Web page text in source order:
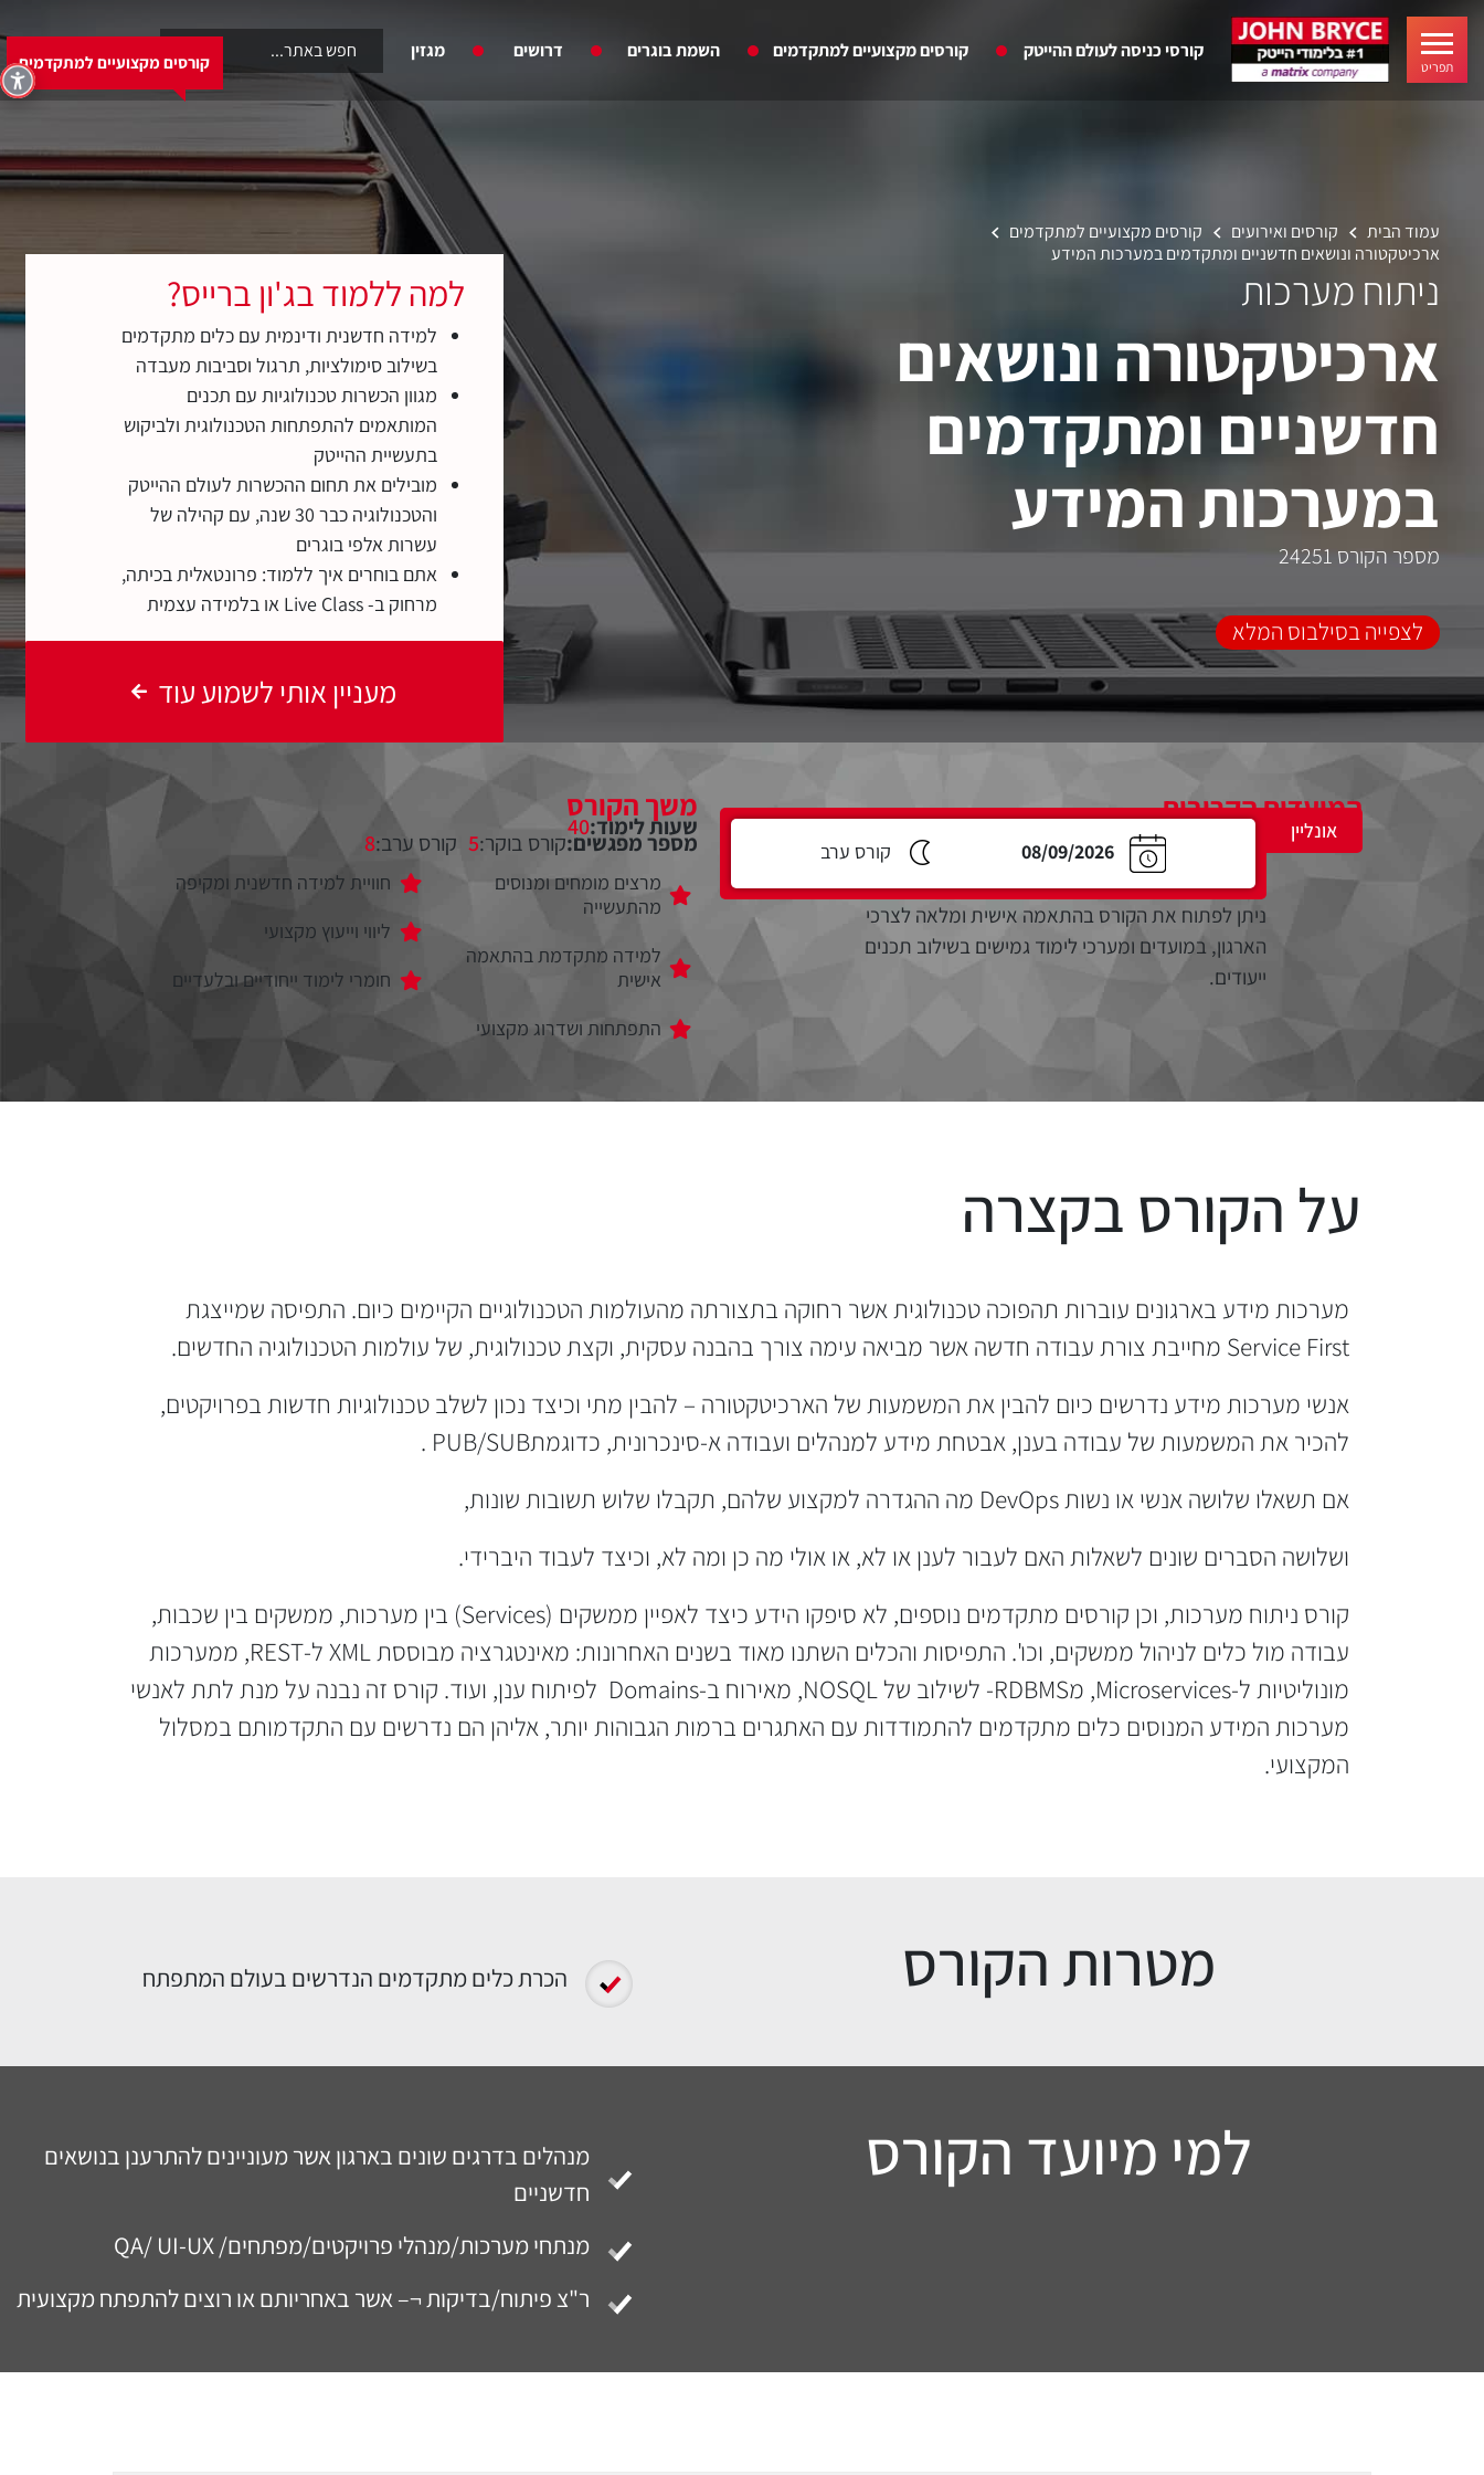
תפריט
קורסי כניסה לעולם ההייטק קורסים מקצועיים למתקדמים השמת בוגרים דרושים מגזין 6460
עמוד הבית קורסים ואירועים
קורסים מקצועיים למתקדמים
ארכיטקטורה ונושאים חדשניים ומתקדמים במערכות המידע
ניתוח מערכות
ארכיטקטורה ונושאים
חדשניים ומתקדמים
במערכות המידע
מספר הקורס 24251
לצפייה בסילבוס המלא
למה ללמוד בג'ון ברייס?
למידה חדשנית ודינמית עם כלים מתקדמים
בשילוב סימולציות, תרגול וסביבות מעבדה
מגוון הכשרות טכנולוגיות עם תכנים
המותאמים להתפתחות הטכנולוגית ולביקוש
בתעשיית ההייטק
מובילים את תחום ההכשרות לעולם ההייטק
והטכנולוגיה כבר 30 שנה, עם קהילה של
עשרות אלפי בוגרים
אתם בוחרים איך ללמוד: פרונטאלית בכיתה,
מרחוק ב- Live Class או בלמידה עצמית
מעניין אותי לשמוע עוד
המועדים הקרובים
אונליין
קורס ערב
ניתן לפתוח את הקורס בהתאמה אישית ומלאה לצרכי
הארגון, במועדים ומערכי לימוד גמישים בשילוב תכנים
ייעודים.
משך הקורס
שעות לימוד:40
מספר מפגשים:קורס בוקר:5 קורס ערב:8
מרצים מומחים ומנוסים
מהתעשייה
למידה מתקדמת בהתאמה
אישית
התפתחות ושדרוג מקצועי
חוויית למידה חדשנית ומקיפה
ליווי וייעוץ מקצועי
חומרי לימוד ייחודיים ובלעדיים
על הקורס בקצרה​
מערכות מידע בארגונים עוברות תהפוכה טכנולוגית אשר רחוקה בתצורתה מהעולמות הטכנולוגיים הקיימים כיום. התפיסה שמייצגת
Service First מחייבת צורת עבודה חדשה אשר מביאה עימה צורך בהבנה עסקית, וקצת טכנולוגית, של עולמות הטכנולוגיה החדשים.
אנשי מערכות מידע נדרשים כיום להבין את המשמעות של הארכיטקטורה – להבין מתי וכיצד נכון לשלב טכנולוגיות חדשות בפרויקטים,
להכיר את המשמעות של עבודה בענן, אבטחת מידע למנהלים ועבודה א-סינכרונית, כדוגמתPUB/SUB .
אם תשאלו שלושה אנשי או נשות DevOps מה ההגדרה למקצוע שלהם, תקבלו שלוש תשובות שונות,
ושלושה הסברים שונים לשאלות האם לעבור לענן או לא, או אולי מה כן ומה לא, וכיצד לעבוד היברידי.
קורס ניתוח מערכות, וכן קורסים מתקדמים נוספים, לא סיפקו הידע כיצד לאפיין ממשקים (Services) בין מערכות, ממשקים בין שכבות,
עבודה מול כלים לניהול ממשקים, וכו'. התפיסות והכלים השתנו מאוד בשנים האחרונות: מאינטגרציה מבוססת XML ל-REST, ממערכות
מונוליטיות ל-Microservices, מRDBMS- לשילוב של NOSQL, מאירוח ב-Domains לפיתוח ענן, ועוד. קורס זה נבנה על מנת לתת לאנשי
מערכות המידע המנוסים כלים מתקדמים להתמודדות עם האתגרים ברמות הגבוהות יותר, אליהן הם נדרשים עם התקדמותם במסלול
המקצועי.
מטרות הקורס הכרת כלים מתקדמים הנדרשים בעולם המתפתח
למי מיועד הקורס
מנהלים בדרגים שונים בארגון אשר מעוניינים להתרענן בנושאים
חדשניים
מנתחי מערכות/מנהלי פרויקטים/מפתחים/ QA/ UI-UX
ר"צ פיתוח/בדיקות ¬– אשר באחריותם או רוצים להתפתח מקצועית
קורסים מקצועיים למתקדמים
קורסים מקצועיים למתקדמים